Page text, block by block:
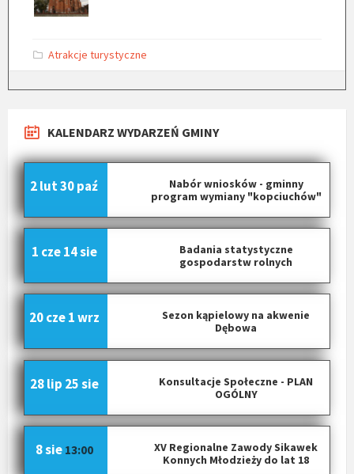
C
t
i
e
s
:
Atrakcje turystyczne
KALENDARZ WYDARZEŃ GMINY
Nabór wniosków - gminny
program wymiany "kopciuchów"
2 lut30 paź
Badania statystyczne
gospodarstw rolnych
1 cze 14 sie
Sezon kąpielowy na akwenie
Dębowa
20 cze 1 wrz
Konsultacje Społeczne - PLAN
OGÓLNY
28 lip 25 sie
XV Regionalne Zawody Sikawek
Konnych Młodzieży do lat 18
8 sie 13:00